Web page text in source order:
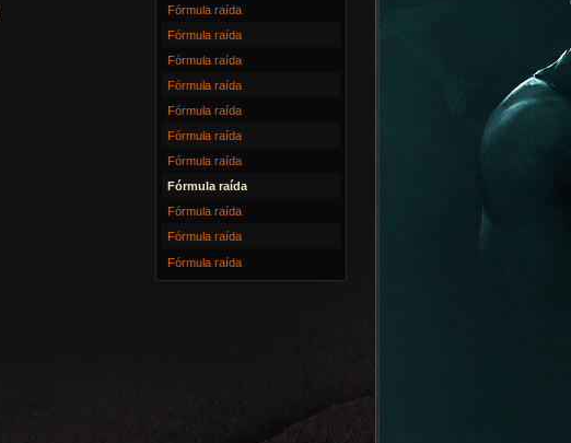
Fórmula raída
Fórmula raída
Fórmula raída
Fórmula raída
Fórmula raída
Fórmula raída
Fórmula raída
Fórmula raída
Fórmula raída
Fórmula raída
Fórmula raída